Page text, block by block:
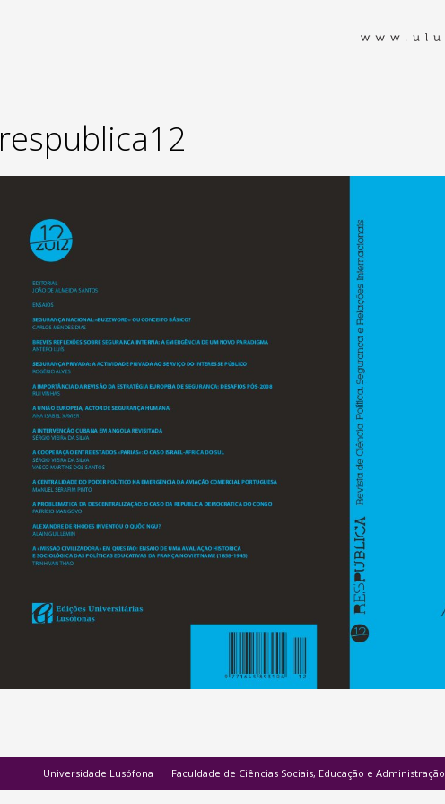
respublica12
Universidade Lusófona Faculdade de Ciências Sociais, Educação e Administração